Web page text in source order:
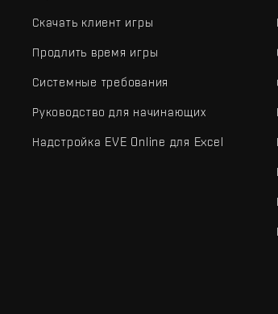
Скачать клиент игры
Продлить время игры
Системные требования
Руководство для начинающих
Надстройка EVE Online для Excel